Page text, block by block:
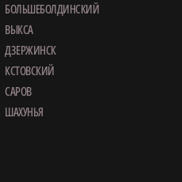
БОЛЬШЕБОЛДИНСКИЙ
ВЫКСА
ДЗЕРЖИНСК
КСТОВСКИЙ
САРОВ
ШАХУНЬЯ